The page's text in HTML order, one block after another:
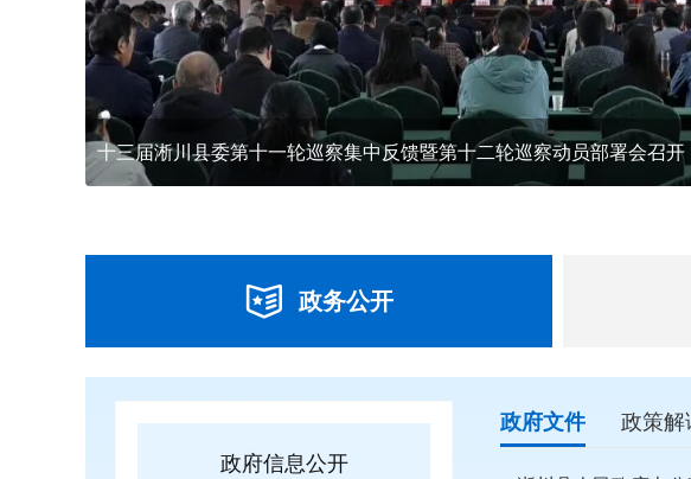
十三届淅川县委第十一轮巡察集中反馈暨第十二轮巡察动员部署会召开
政务公开
政府信息公开
政府文件 政策解